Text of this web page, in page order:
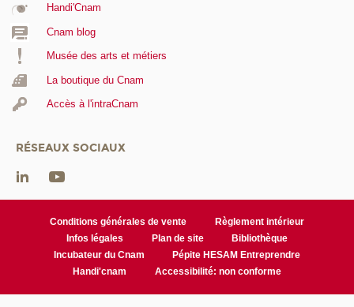
Handi'Cnam
Cnam blog
Musée des arts et métiers
La boutique du Cnam
Accès à l'intraCnam
RÉSEAUX SOCIAUX
Conditions générales de vente
Règlement intérieur
Infos légales
Plan de site
Bibliothèque
Incubateur du Cnam
Pépite HESAM Entreprendre
Handi'cnam
Accessibilité: non conforme